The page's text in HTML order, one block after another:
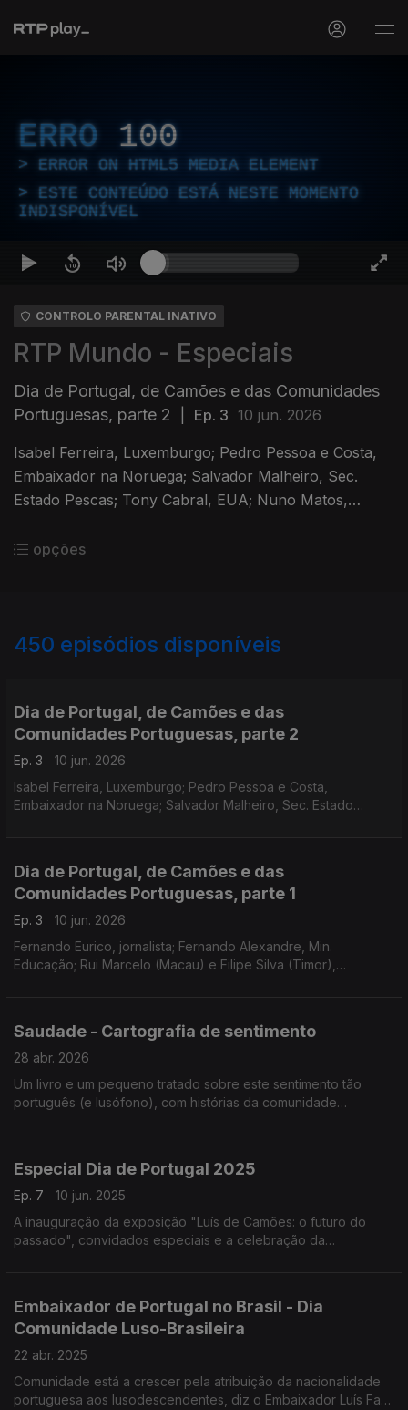
ERRO 100
ERROR ON HTML5 MEDIA ELEMENT
ESTE CONTEÚDO ESTÁ NESTE MOMENTO
INDISPONÍVEL
CONTROLO PARENTAL INATIVO
RTP Mundo - Especiais
Dia de Portugal, de Camões e das Comunidades
Portuguesas, parte 2
Ep. 3 10 jun. 2026
Isabel Ferreira, Luxemburgo; Pedro Pessoa e Costa,
Embaixador na Noruega; Salvador Malheiro, Sec.
Estado Pescas; Tony Cabral, EUA; Nuno Matos,
jornalista.
opções
450 episódios disponíveis
Dia de Portugal, de Camões e das
Comunidades Portuguesas, parte 2
Ep. 3
10 jun. 2026
Isabel Ferreira, Luxemburgo; Pedro Pessoa e Costa,
Embaixador na Noruega; Salvador Malheiro, Sec. Estado
Dia de Portugal, de Camões e das
Comunidades Portuguesas, parte 1
Ep. 3
10 jun. 2026
Fernando Eurico, jornalista; Fernando Alexandre, Min.
Educação; Rui Marcelo (Macau) e Filipe Silva (Timor),
Saudade - Cartografia de sentimento
28 abr. 2026
Um livro e um pequeno tratado sobre este sentimento tão
português (e lusófono), com histórias da comunidade
Especial Dia de Portugal 2025
Ep. 7
10 jun. 2025
A inauguração da exposição "Luís de Camões: o futuro do
passado", convidados especiais e a celebração da
Embaixador de Portugal no Brasil - Dia
Comunidade Luso-Brasileira
22 abr. 2025
Comunidade está a crescer pela atribuição da nacionalidade
portuguesa aos lusodescendentes, diz o Embaixador Luís Faro